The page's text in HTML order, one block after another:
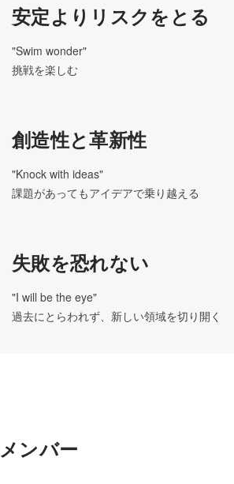
安定よりリスクをとる
"Swim wonder"
挑戦を楽しむ
創造性と革新性
"Knock with ideas"
課題があってもアイデアで乗り越える
失敗を恐れない
"I will be the eye"
過去にとらわれず、新しい領域を切り開く
メンバー